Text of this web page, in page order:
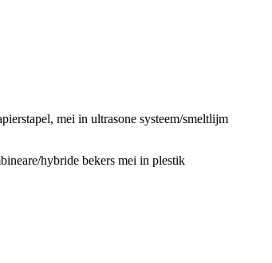
mei in ultrasone systeem/smeltlijm
hybride bekers mei in plestik